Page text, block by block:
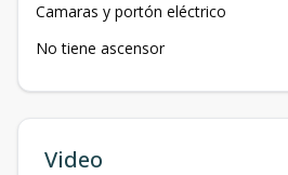
Camaras y portón eléctrico
No tiene ascensor
Video